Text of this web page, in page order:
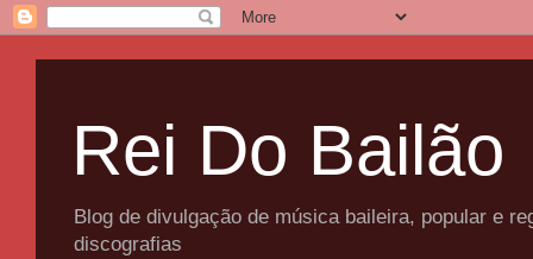
Rei Do Bailão
Blog de divulgação de música baileira, popular e
discografias